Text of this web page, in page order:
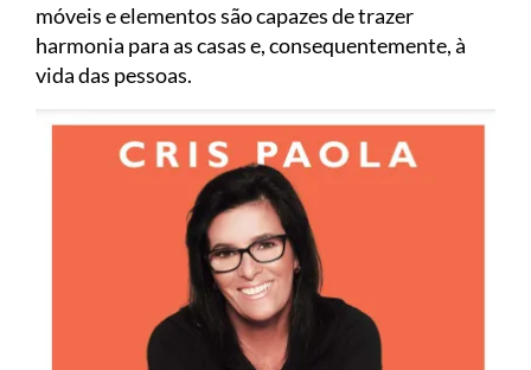
móveis e elementos são capazes de trazer
harmonia para as casas e, consequentemente, à
vida das pessoas.